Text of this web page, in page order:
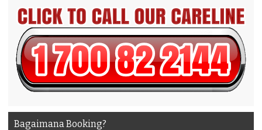
Bagaimana Booking?